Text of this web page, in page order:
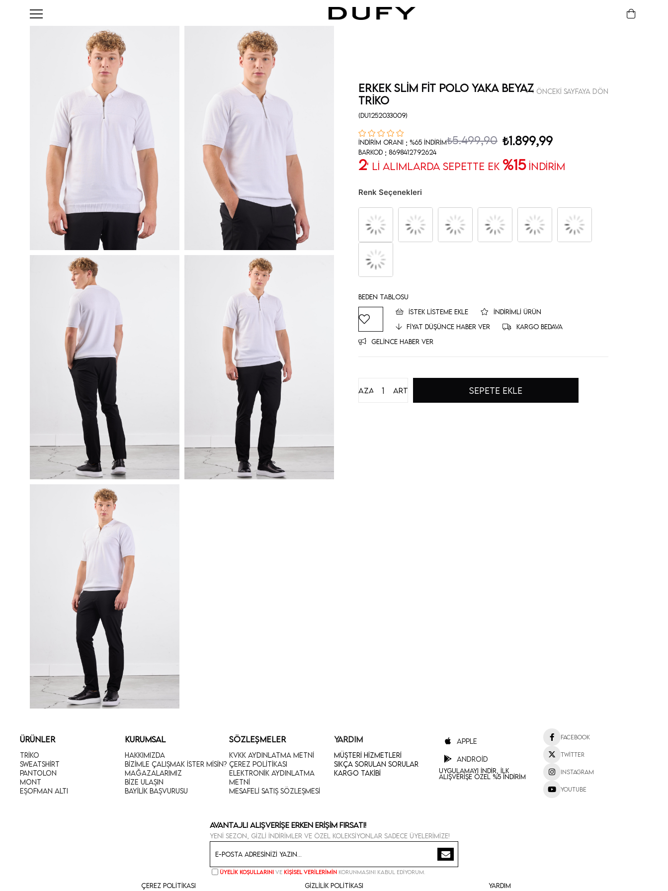
< < Önceki Sayfaya Dön
Erkek Slim Fit Polo Yaka Beyaz
Triko
(DU1252033009)
İndirim Oranı : %65İndirim₺5.499,90 ₺1.899,99
Barkod : 8698412792624
2' Lİ ALIMLARDA SEPETTE EK %15İNDİRİM
Renk Seçenekleri
Beden Tablosu
İSTEK LISTEME EKLE
İNDIRIMLI ÜRÜN
FIYAT DÜŞÜNCE HABER VER
KARGO BEDAVA
GELINCE HABER VER
Artır
Azalt
ÜRÜNLER
Triko
Sweatshirt
Pantolon
Mont
Eşofman Altı
KURUMSAL
Hakkımızda
Bizimle Çalışmak İster Misin?
Mağazalarımız
Bize Ulaşın
Bayilik Başvurusu
SÖZLEŞMELER
KVKK Aydınlatma Metni
Çerez Politikası
Elektronik Aydınlatma
Metni
Mesafeli Satış Sözleşmesi
YARDIM
Müşteri Hizmetleri
Sıkça Sorulan Sorular
Kargo Takibi
Apple
Android
Uygulamayı İndir, İlk
Alışverişe Özel %5 İndirim
Facebook
Twitter
Instagram
Youtube
Avantajlı Alışverişe Erken Erişim Fırsatı!
Yeni sezon, gizli indirimler ve özel koleksiyonlar sadece üyelerimize!
Üyelik koşullarını ve kişisel verilerimin korunmasını kabul ediyorum.
Çerez Politikası Gizlilik Politikası Yardım